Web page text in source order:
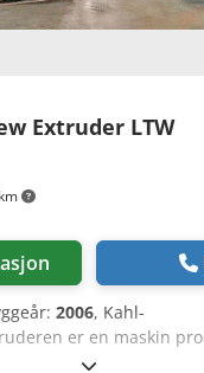
Extruder LTW
2006, Kahl-
er en maskin
for tiden i Tyskland og er